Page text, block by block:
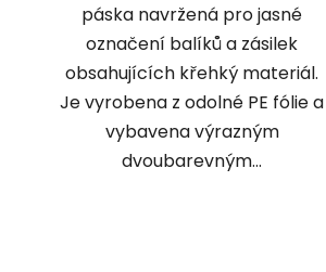
páska navržená pro jasné
označení balíků a zásilek
obsahujících křehký materiál.
Je vyrobena z odolné PE fólie a
vybavena výrazným
dvoubarevným...